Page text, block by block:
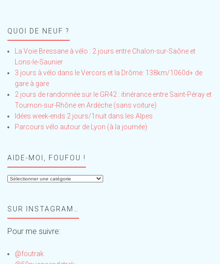
QUOI DE NEUF ?
La Voie Bressane à vélo : 2 jours entre Chalon-sur-Saône et
Lons-le-Saunier
3 jours à vélo dans le Vercors et la Drôme: 138km/1060d+ de
gare à gare
2 jours de randonnée sur le GR42 : itinérance entre Saint-Péray et
Tournon-sur-Rhône en Ardèche (sans voiture)
Idées week-ends 2 jours/1nuit dans les Alpes
Parcours vélo autour de Lyon (à la journée)
AIDE-MOI, FOUFOU !
Aide-
!SUR INSTAGRAM…
Pour me suivre:
@foutrak